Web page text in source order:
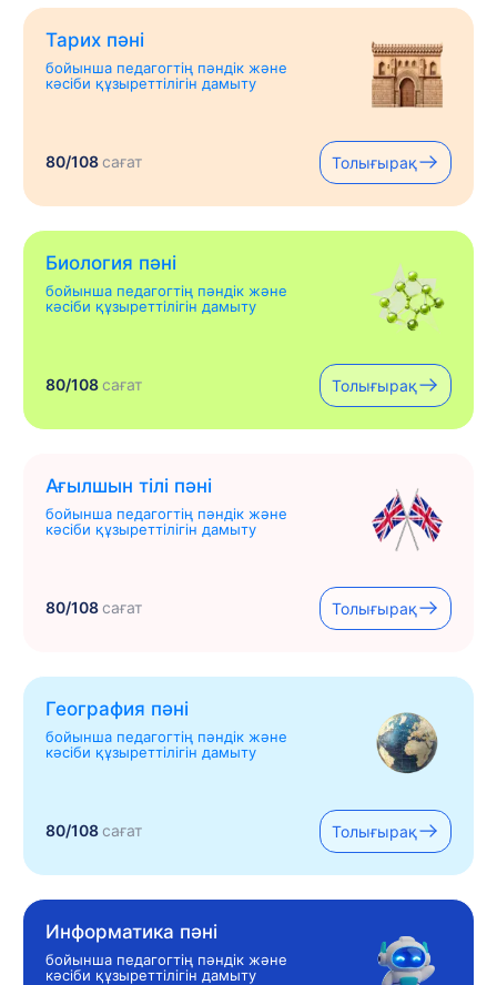
Тарих пәні
бойынша педагогтің пәндік және
кәсіби құзыреттілігін дамыту
80/108сағат Толығырақ
Биология пәні
бойынша педагогтің пәндік және
кәсіби құзыреттілігін дамыту
80/108сағат Толығырақ
Ағылшын тілі пәні
бойынша педагогтің пәндік және
кәсіби құзыреттілігін дамыту
80/108сағат Толығырақ
География пәні
бойынша педагогтің пәндік және
кәсіби құзыреттілігін дамыту
80/108сағат Толығырақ
Информатика пәні
бойынша педагогтің пәндік және
кәсіби құзыреттілігін дамыту